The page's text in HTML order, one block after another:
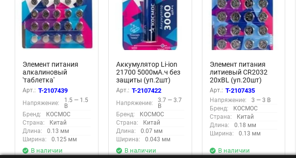
Элемент питания
алкалиновый
'таблетка'
LR44/AG13 для
часов (уп.20шт)
КОСМОС
KOCG13(LR44)20BL
Арт.: T-2107439
Напряжение:
1.5 — 1.5
В
Бренд:
КОСМОС
Страна:
Китай
Длина:
0.13 мм
Ширина:
0.125 мм
В наличии
Аккумулятор Li-ion
21700 5000мА.ч без
защиты (уп.2шт)
КОСМОС
KOC21700Li-
ion50US2
Арт.: T-2107422
Напряжение:
3.7 — 3.7
В
Бренд:
КОСМОС
Страна:
Китай
Длина:
0.07 мм
Ширина:
0.043 мм
В наличии
Элемент питания
литиевый CR2032
20хBL (уп.20шт)
КОСМОС
KOC2032BL20
Арт.: T-2107435
Напряжение:
3 — 3 В
Бренд:
КОСМОС
Страна:
Китай
Длина:
0.18 мм
Ширина:
0.13 мм
В наличии